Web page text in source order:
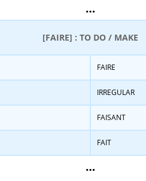
…
[FAIRE] : TO DO / MAKE
FAIRE
IRREGULAR
FAISANT
FAIT
…